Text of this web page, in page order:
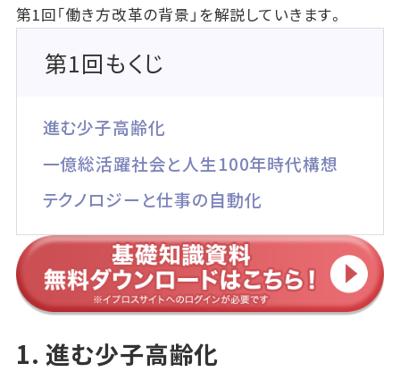
第1回「働き方改革の背景」を解説していきます。
第1回もくじ
進む少子高齢化
一億総活躍社会と人生100年時代構想
テクノロジーと仕事の自動化
1. 進む少子高齢化